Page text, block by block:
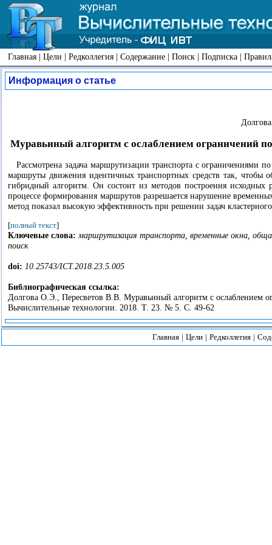
Главная | Цели | Редколлегия | Содержание | Поиск | Подписка |
Информация о статье
Муравьиный алгоритм с ослаблением ограничений
Рассмотрена задача маршрутизации транспорта с ограничениями
маршруты движения идентичных транспортных средств так, чтобы
гибридный алгоритм. Он состоит из методов построения
процессе формирования маршрутов разрешается нарушение
метод показал высокую эффективность при решении задач
[полный текст]
Ключевые слова: маршрутизация транспорта, временные окна,
поиск
doi: 10.25743/ICT.2018.23.5.005
Библиографическая ссылка:
Долгова О.Э., Пересветов В.В. Муравьиный алгоритм с ослаблением
Вычислительные технологии. 2018. Т. 23. № 5. С. 49-62
Главная | Цели | Редколлегия |